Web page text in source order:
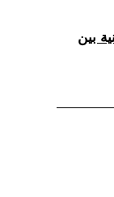
بين